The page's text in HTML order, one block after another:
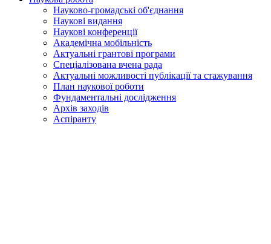
Науково-громадські об'єднання
Наукові видання
Наукові конференції
Академічна мобільність
Актуальні грантові програми
Спеціалізована вчена рада
Актуальні можливості публікації та стажування
План наукової роботи
Фундаментальні дослідження
Архів заходів
Аспіранту